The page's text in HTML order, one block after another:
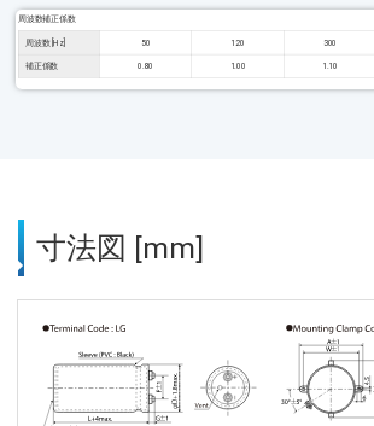
周波数補正係数
周波数 [Hz] 50 120 300
補正係数 0.80 1.00 1.10
寸法図 [mm]